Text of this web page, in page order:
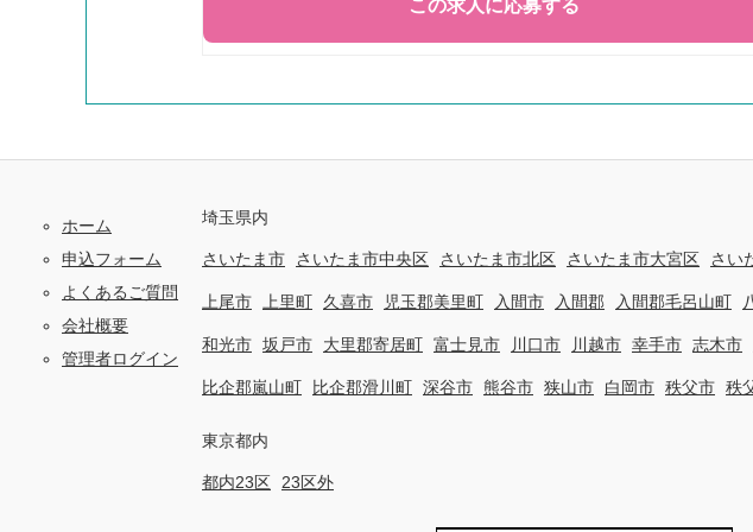
ホーム
申込フォーム
よくあるご質問
会社概要
管理者ログイン
埼玉県内
さいたま市 さいたま市中央区 さいたま市北区 さいたま市大宮区 さい
上尾市 上里町 久喜市 児玉郡美里町 入間市 入間郡 入間郡毛呂山町
和光市 坂戸市 大里郡寄居町 富士見市 川口市 川越市 幸手市 志木市
比企郡嵐山町 比企郡滑川町 深谷市 熊谷市 狭山市 白岡市 秩父市 秩
東京都内
都内23区 23区外